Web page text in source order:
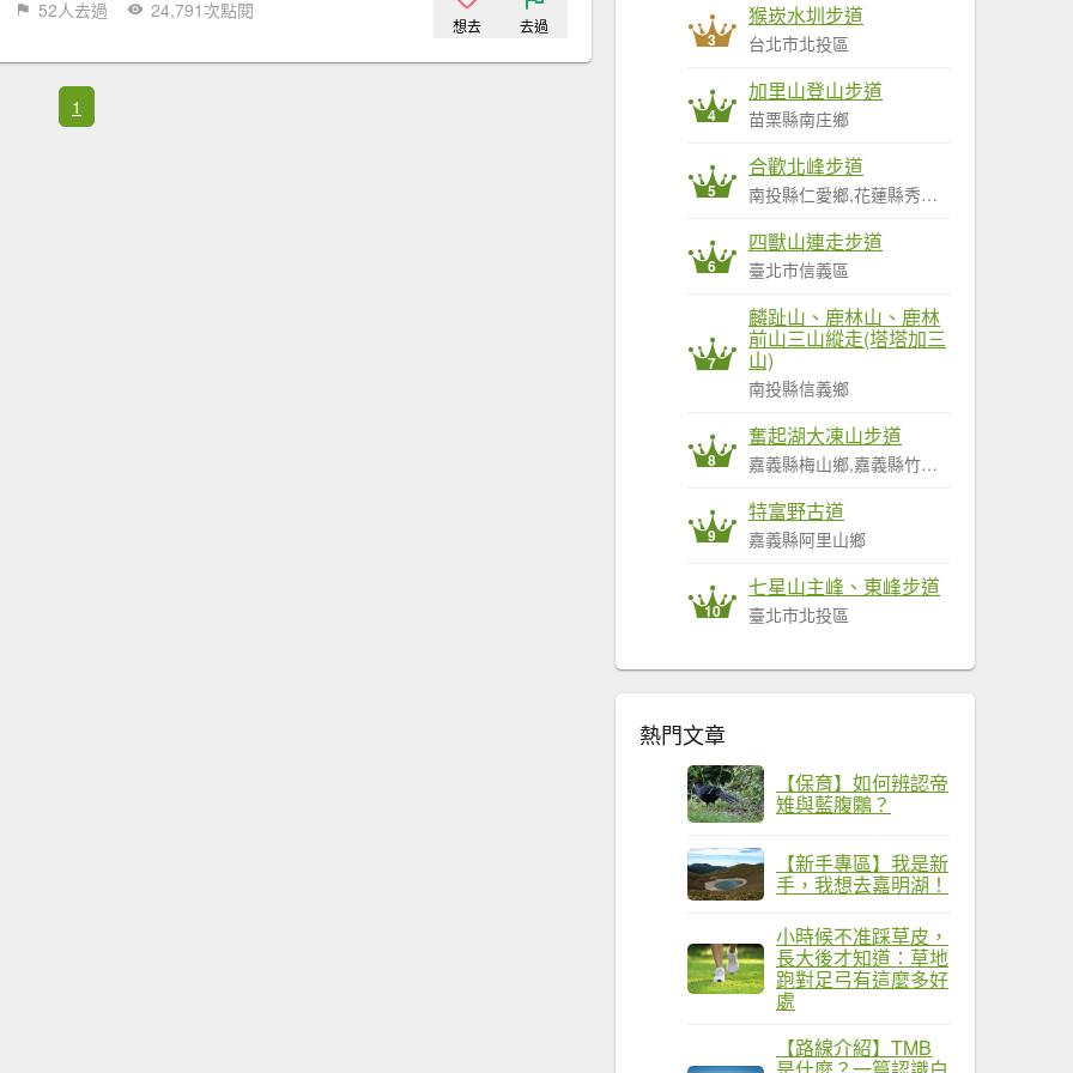
52人去過 24,791次點閱
想去 去過
1
3
猴崁水圳步道
台北市北投區
4
加里山登山步道
苗栗縣南庄鄉
5
合歡北峰步道
南投縣仁愛鄉,花蓮縣秀林鄉
6
四獸山連走步道
臺北市信義區
7
麟趾山、鹿林山、鹿林
前山三山縱走(塔塔加三
山)
南投縣信義鄉
8
奮起湖大凍山步道
嘉義縣梅山鄉,嘉義縣竹崎鄉,嘉義縣阿里山鄉
9
特富野古道
嘉義縣阿里山鄉
10
七星山主峰、東峰步道
臺北市北投區
熱門文章
【保育】如何辨認帝
雉與藍腹鷴？
【新手專區】我是新
手，我想去嘉明湖！
小時候不准踩草皮，
長大後才知道：草地
跑對足弓有這麼多好
處
【路線介紹】TMB